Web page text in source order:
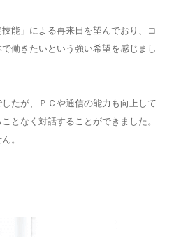
能」による再来日を望んでおり、コ
働きたいという強い希望を感じまし
たが、ＰＣや通信の能力も向上して
となく対話することができました。
。